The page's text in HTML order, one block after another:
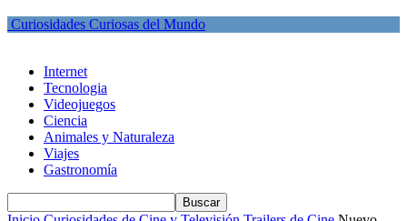
Curiosidades Curiosas del Mundo
Internet
Tecnologia
Videojuegos
Ciencia
Animales y Naturaleza
Viajes
Gastronomía